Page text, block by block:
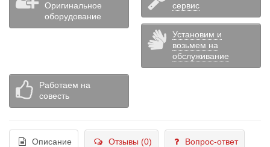
Оригинальное
оборудование
сервис
Установим и
возьмем на
обслуживание
Работаем на
совесть
Описание Отзывы (0) Вопрос-ответ